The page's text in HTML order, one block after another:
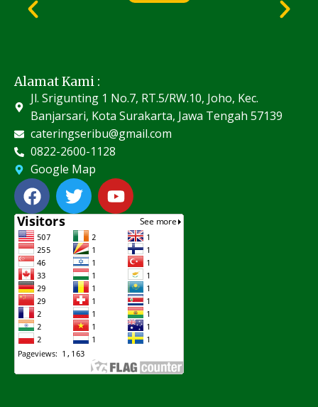
Alamat Kami :
Jl. Srigunting 1 No.7, RT.5/RW.10, Joho, Kec.
Banjarsari, Kota Surakarta, Jawa Tengah 57139
cateringseribu@gmail.com
0822-2600-1128
Google Map
F
a
c
e
b
o
o
k
T
w
i
t
t
e
r
Y
o
u